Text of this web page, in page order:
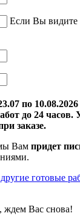
Если Вы видите
по
до 24
заказе.
Вам придет
другие готовые
ждем Вас снова!